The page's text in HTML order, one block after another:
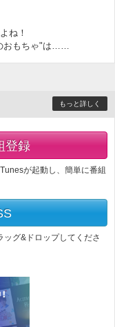
ね！
おもちゃ"は……
もっと詳しく
登録
が起動し、簡単に番組
グ&ドロップしてくださ